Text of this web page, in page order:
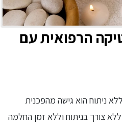
הרפואית עם
ניתוח הוא גישה מהפכנית
צורך בניתוח וללא זמן החלמה